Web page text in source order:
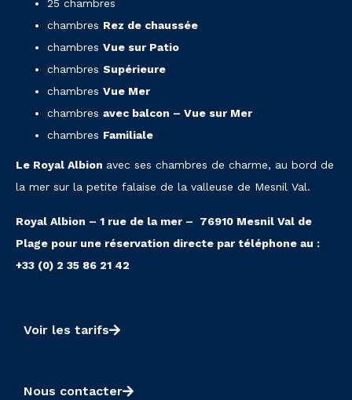
25 chambres
chambres Rez de chaussée
chambres Vue sur Patio
chambres Supérieure
chambres Vue Mer
chambres avec balcon – Vue sur Mer
chambres Familiale
Le Royal Albion avec ses chambres de charme, au bord de
la mer sur la petite falaise de la valleuse de Mesnil Val.
Royal Albion – 1 rue de la mer – 76910 Mesnil Val de
Plage pour une réservation directe par téléphone au :
+33 (0) 2 35 86 21 42
Voir les tarifs
Nous contacter